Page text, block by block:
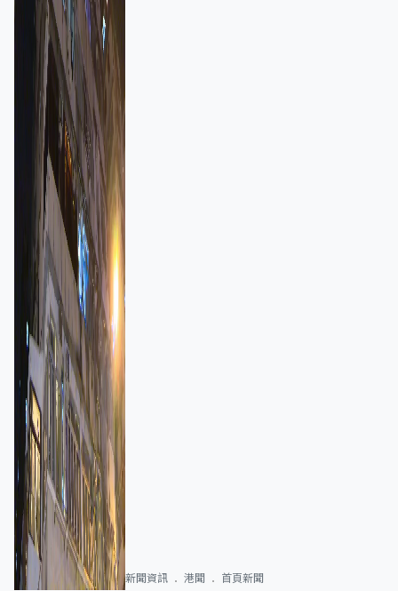
新聞資訊 港聞 首頁新聞